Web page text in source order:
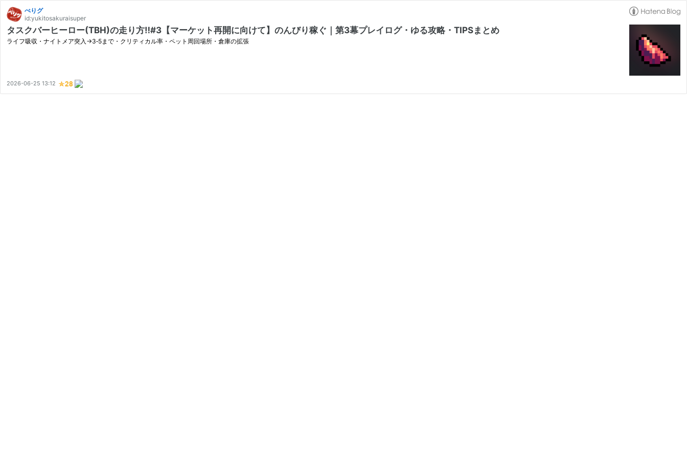
ぺりグ
id:yukitosakuraisuper
タスクバーヒーロー(TBH)の走り方‼#3【マーケット再開に向けて】のんびり稼ぐ｜第3幕プレイログ・ゆる攻略・TIPSまとめ
ライフ吸収・ナイトメア突入→3‐5まで・クリティカル率・ペット周回場所・倉庫の拡張
2026-06-25 13:12